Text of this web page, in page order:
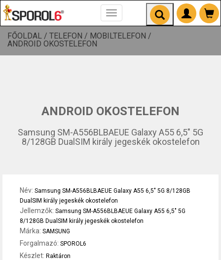
Toggle
navigation
FŐOLDAL / TELEFON / MOBILTELEFON /
ANDROID OKOSTELEFON
ANDROID OKOSTELEFON
Samsung SM-A556BLBAEUE Galaxy A55 6,5" 5G
8/128GB DualSIM király jegeskék okostelefon
Név: Samsung SM-A556BLBAEUE Galaxy A55 6,5" 5G 8/128GB
DualSIM király jegeskék okostelefon
Jellemzők: Samsung SM-A556BLBAEUE Galaxy A55 6,5" 5G
8/128GB DualSIM király jegeskék okostelefon
Márka: SAMSUNG
Forgalmazó: SPOROL6
Készlet: Raktáron